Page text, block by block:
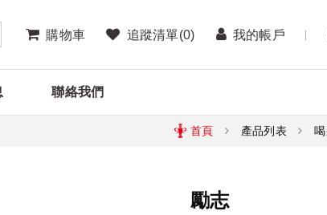
購物車 追蹤清單(0) 我的帳戶
聯絡我們
首頁 產品列表
勵志